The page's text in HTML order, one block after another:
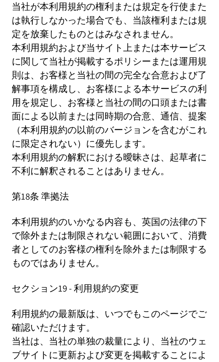
当社が本利用規約の権利または規定を行使また
は執行しなかった場合でも、当該権利または規
定を放棄したものとはみなされません。
本利用規約および当サイト上または本サービス
に関して当社が掲載するポリシーまたは運用規
則は、お客様と当社の間の完全な合意および了
解事項を構成し、お客様による本サービスの利
用を規定し、お客様と当社の間の口頭または書
面による以前または同時期の合意、通信、提案
（本利用規約の以前のバージョンを含むがこれ
に限定されない）に優先します。
本利用規約の解釈における曖昧さは、起草者に
不利に解釈されることはありません。
第18条 準拠法
本利用規約のいかなる内容も、英国の法律の下
で除外または制限されない範囲において、消費
者としてのお客様の権利を除外または制限する
ものではありません。
セクション19 - 利用規約の変更
利用規約の最新版は、いつでもこのページでご
確認いただけます。
当社は、当社の単独の裁量により、当社のウェ
ブサイトに更新および変更を掲載することによ